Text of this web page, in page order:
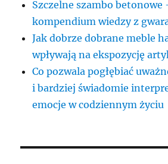
Szczelne szambo betonowe
kompendium wiedzy z
Jak dobrze dobrane meble
wpływają na ekspozycję
Co pozwala pogłębiać
i bardziej świadomie
emocje w codziennym życiu